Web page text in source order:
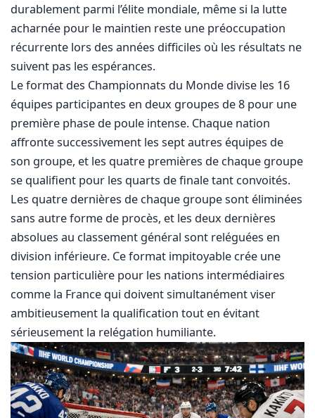
durablement parmi l’élite mondiale, même si la lutte
acharnée pour le maintien reste une préoccupation
récurrente lors des années difficiles où les résultats ne
suivent pas les espérances.
Le format des Championnats du Monde divise les 16
équipes participantes en deux groupes de 8 pour une
première phase de poule intense. Chaque nation
affronte successivement les sept autres équipes de
son groupe, et les quatre premières de chaque groupe
se qualifient pour les quarts de finale tant convoités.
Les quatre dernières de chaque groupe sont éliminées
sans autre forme de procès, et les deux dernières
absolues au classement général sont reléguées en
division inférieure. Ce format impitoyable crée une
tension particulière pour les nations intermédiaires
comme la France qui doivent simultanément viser
ambitieusement la qualification tout en évitant
sérieusement la relégation humiliante.